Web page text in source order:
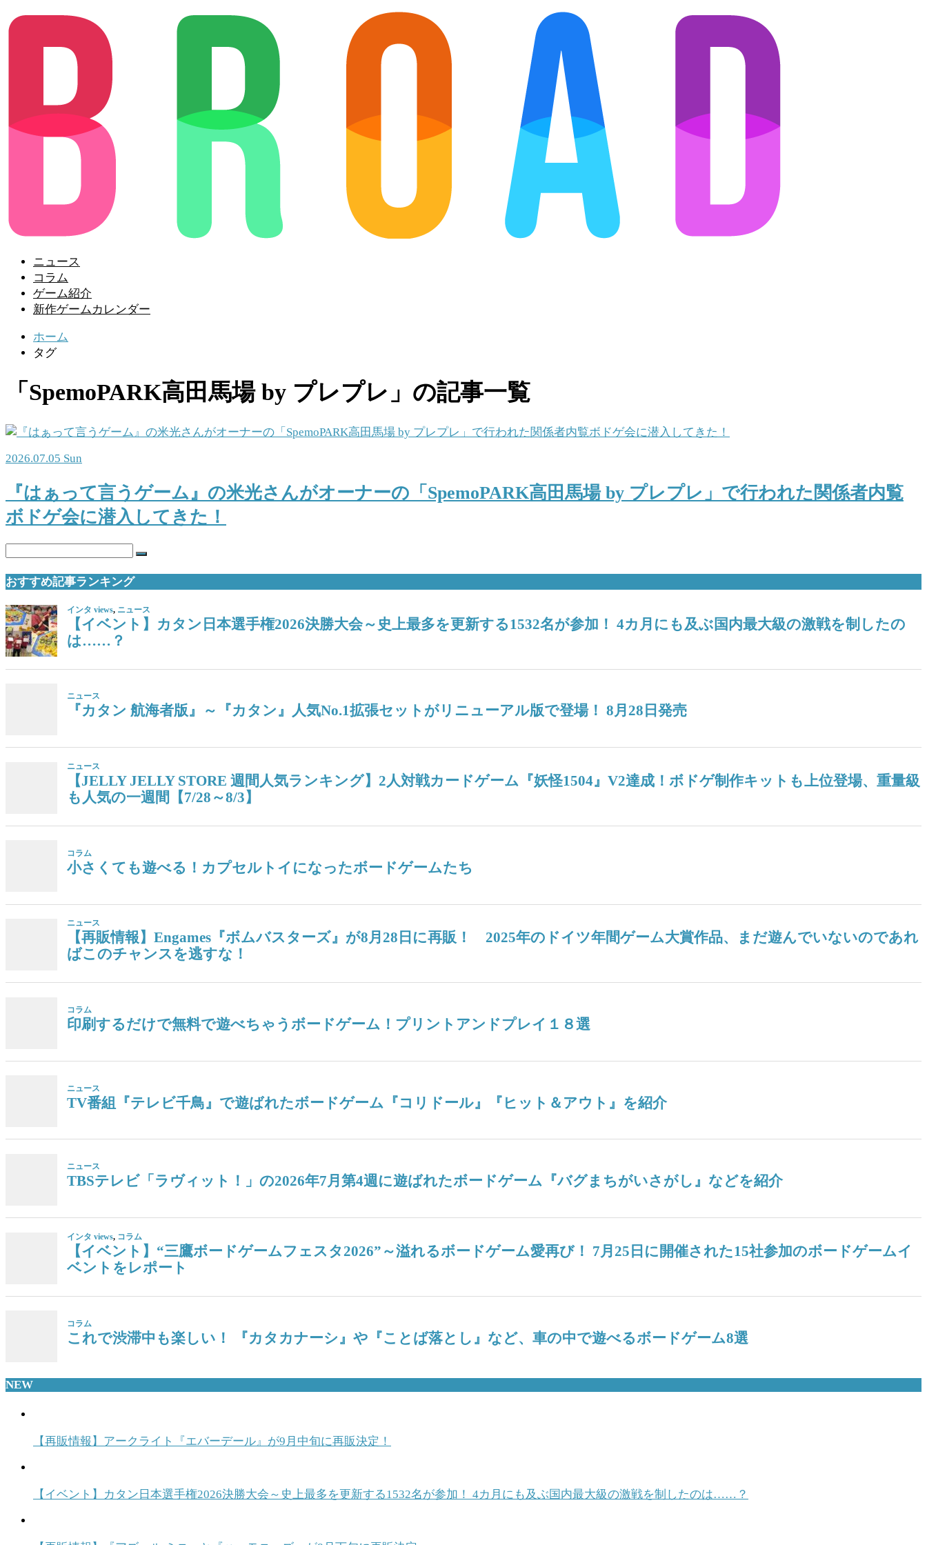
ニュース
コラム
ゲーム紹介
新作ゲームカレンダー
ホーム
タグ
「SpemoPARK高田馬場 by プレプレ」の記事一覧
2026.07.05 Sun
『はぁって言うゲーム』の米光さんがオーナーの「SpemoPARK高田馬場 by プレプレ」で行われた関係者内覧
ボドゲ会に潜入してきた！
おすすめ記事ランキング
インタ views, ニュース
【イベント】カタン日本選手権2026決勝大会～史上最多を更新する1532名が参加！ 4カ月にも及ぶ国内最大級の激戦を制したの
は……？
ニュース
『カタン 航海者版』～『カタン』人気No.1拡張セットがリニューアル版で登場！ 8月28日発売
ニュース
【JELLY JELLY STORE 週間人気ランキング】2人対戦カードゲーム『妖怪1504』V2達成！ボドゲ制作キットも上位登場、重量級
も人気の一週間【7/28～8/3】
コラム
小さくても遊べる！カプセルトイになったボードゲームたち
ニュース
【再販情報】Engames『ボムバスターズ』が8月28日に再販！ 2025年のドイツ年間ゲーム大賞作品、まだ遊んでいないのであれ
ばこのチャンスを逃すな！
コラム
印刷するだけで無料で遊べちゃうボードゲーム！プリントアンドプレイ１８選
ニュース
TV番組『テレビ千鳥』で遊ばれたボードゲーム『コリドール』『ヒット＆アウト』を紹介
ニュース
TBSテレビ「ラヴィット！」の2026年7月第4週に遊ばれたボードゲーム『バグまちがいさがし』などを紹介
インタ views, コラム
【イベント】“三鷹ボードゲームフェスタ2026”～溢れるボードゲーム愛再び！ 7月25日に開催された15社参加のボードゲームイ
ベントをレポート
コラム
これで渋滞中も楽しい！ 『カタカナーシ』や『ことば落とし』など、車の中で遊べるボードゲーム8選
NEW
【再販情報】アークライト『エバーデール』が9月中旬に再販決定！
【イベント】カタン日本選手権2026決勝大会～史上最多を更新する1532名が参加！ 4カ月にも及ぶ国内最大級の激戦を制したのは……？